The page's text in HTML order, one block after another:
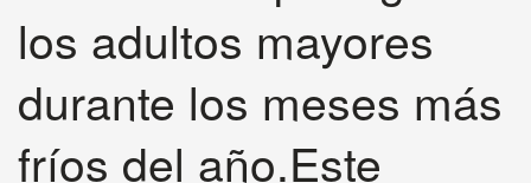
los adultos mayores
durante los meses más
fríos del año.Este